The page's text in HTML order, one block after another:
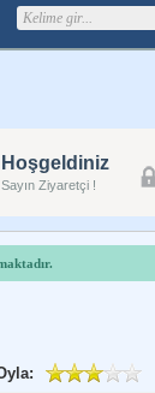
Hoşgeldiniz
Sayın Ziyaretçi !